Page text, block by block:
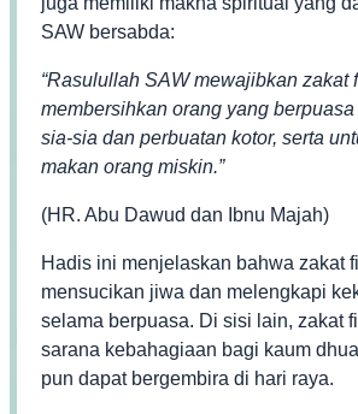
SAW bersabda:
“Rasulullah SAW mewajibkan zakat
membersihkan orang yang
sia-sia dan perbuatan kotor, serta
makan orang miskin.”
(HR. Abu Dawud dan Ibnu Majah)
Hadis ini menjelaskan bahwa zakat
mensucikan jiwa dan melengkapi
selama berpuasa. Di sisi lain, zakat
sarana kebahagiaan bagi kaum
pun dapat bergembira di hari raya.